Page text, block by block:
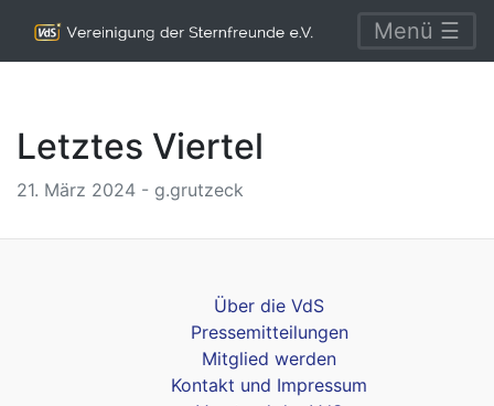
Menü ☰
Letztes Viertel
21. März 2024 - g.grutzeck
Über die VdS
Pressemitteilungen
Mitglied werden
Kontakt und Impressum